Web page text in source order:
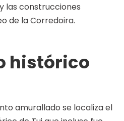
las construcciones
de la Corredoira.
histórico
amurallado se localiza el